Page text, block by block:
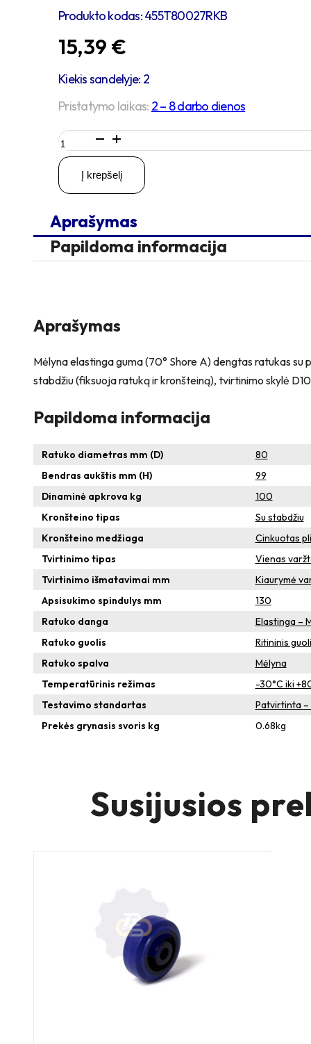
Produkto kodas:455T80027RKB
15,39 €
Kiekis sandelyje: 2
Pristatymo laikas: 2 – 8 darbo dienos
produkto
kiekis:
D80
100KG
ratukas
su
stabdžiu,
su
Į krepšelį
Aprašymas
Papildoma informacija
Aprašymas
Mėlyna elastinga guma (70° Shore A) dengtas ratukas su
stabdžiu (fiksuoja ratuką ir kronšteiną), tvirtinimo skylė
Papildoma informacija
Ratuko diametras mm (D)
80
Bendras aukštis mm (H)
99
Dinaminė apkrova kg
100
Kronšteino tipas
Su stabdžiu
Kronšteino medžiaga
Cinkuotas
Tvirtinimo tipas
Vienas
Tvirtinimo išmatavimai mm
Kiaurymė
Apsisukimo spindulys mm
130
Ratuko danga
Elastinga –
Ratuko guolis
Ritininis
Ratuko spalva
Mėlyna
Temperatūrinis režimas
-30°C iki
Testavimo standartas
Patvirtinta –
Prekės grynasis svoris kg
0.68kg
Susijusios